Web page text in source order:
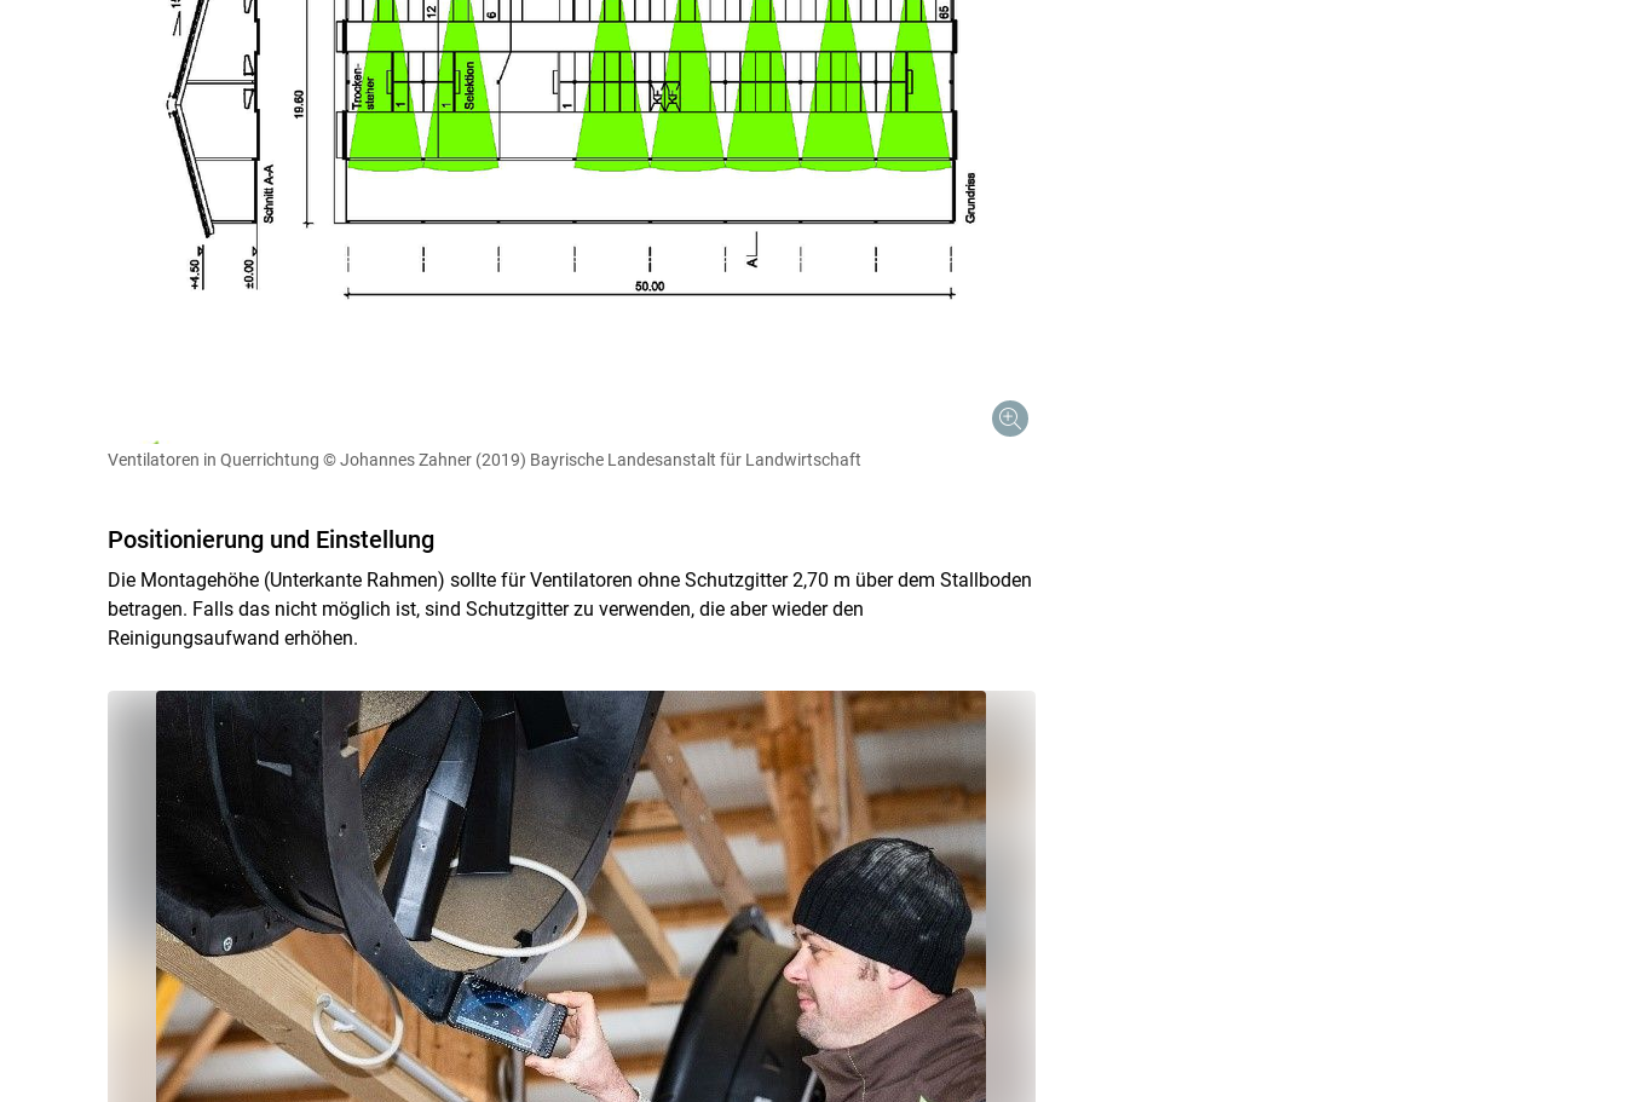
Ventilatoren in Querrichtung © Johannes Zahner (2019) Bayrische Landesanstalt für Landwirtschaft
Positionierung und Einstellung
Die Montagehöhe (Unterkante Rahmen) sollte für Ventilatoren ohne Schutzgitter 2,70 m über dem Stallboden
betragen. Falls das nicht möglich ist, sind Schutzgitter zu verwenden, die aber wieder den
Reinigungsaufwand erhöhen.